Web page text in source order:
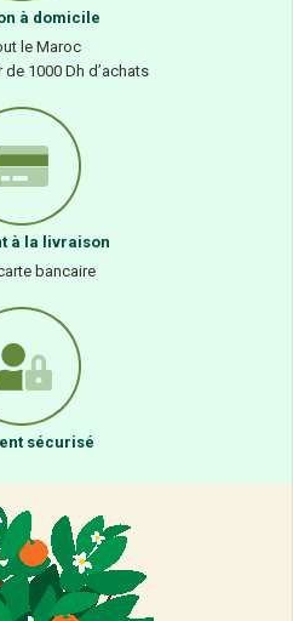
à domicile
le Maroc
1000 Dh d’achats
à la livraison
bancaire
sécurisé